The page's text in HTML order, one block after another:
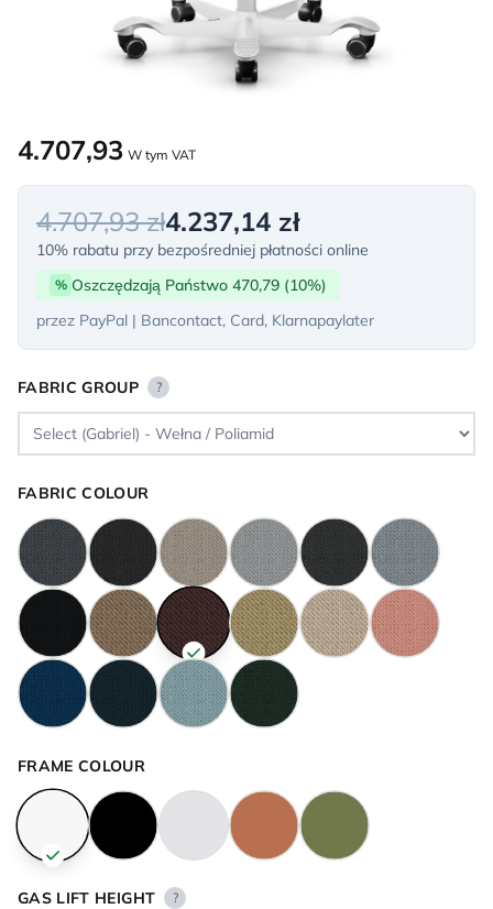
4.707,93 W tym VAT
4.707,93 zł4.237,14 zł
10% rabatu przy bezpośredniej płatności online
% Oszczędzają Państwo 470,79 (10%)
przez PayPal | Bancontact, Card, Klarnapaylater
FABRIC GROUP ?
FABRIC COLOUR
FRAME COLOUR
GAS LIFT HEIGHT ?